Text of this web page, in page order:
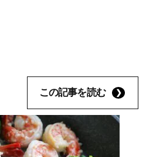
この記事を読む